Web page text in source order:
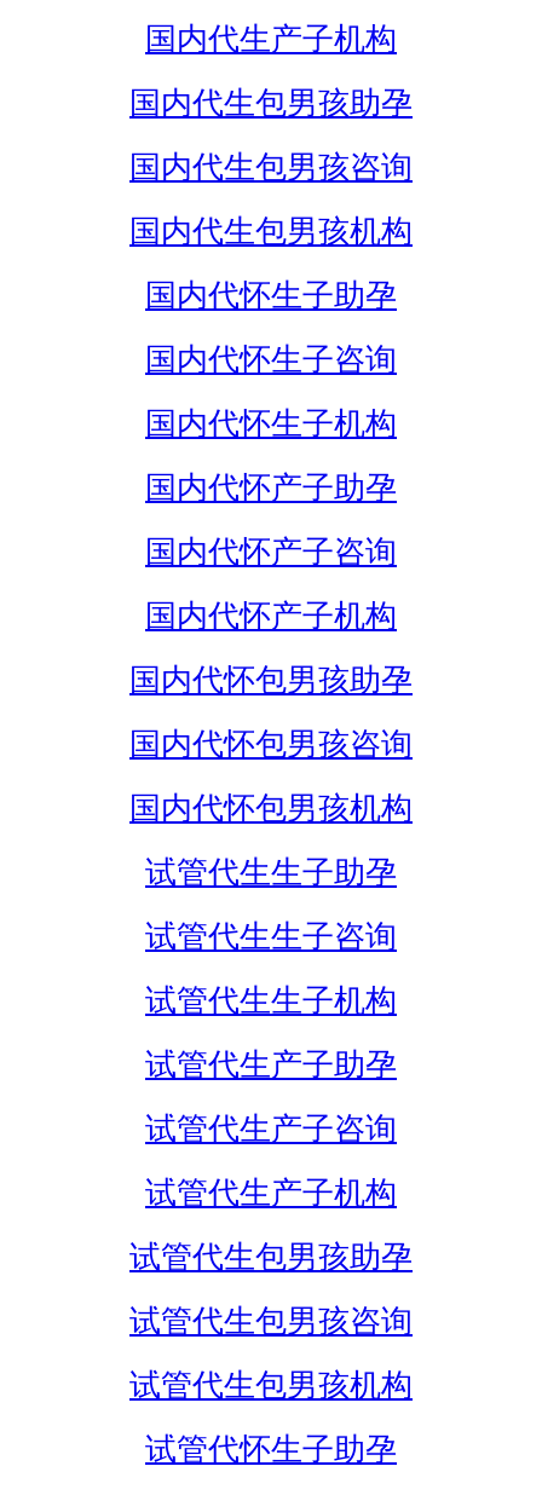
国内代生产子机构
国内代生包男孩助孕
国内代生包男孩咨询
国内代生包男孩机构
国内代怀生子助孕
国内代怀生子咨询
国内代怀生子机构
国内代怀产子助孕
国内代怀产子咨询
国内代怀产子机构
国内代怀包男孩助孕
国内代怀包男孩咨询
国内代怀包男孩机构
试管代生生子助孕
试管代生生子咨询
试管代生生子机构
试管代生产子助孕
试管代生产子咨询
试管代生产子机构
试管代生包男孩助孕
试管代生包男孩咨询
试管代生包男孩机构
试管代怀生子助孕